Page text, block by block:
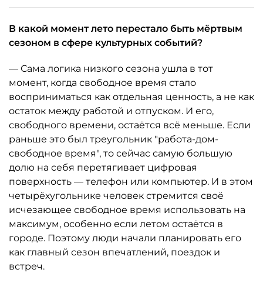
В какой момент лето перестало быть мёртвым
сезоном в сфере культурных событий?
— Сама логика низкого сезона ушла в тот
момент, когда свободное время стало
восприниматься как отдельная ценность, а не как
остаток между работой и отпуском. И его,
свободного времени, остаётся всё меньше. Если
раньше это был треугольник "работа-дом-
свободное время", то сейчас самую большую
долю на себя перетягивает цифровая
поверхность — телефон или компьютер. И в этом
четырёхугольнике человек стремится своё
исчезающее свободное время использовать на
максимум, особенно если летом остаётся в
городе. Поэтому люди начали планировать его
как главный сезон впечатлений, поездок и
встреч.